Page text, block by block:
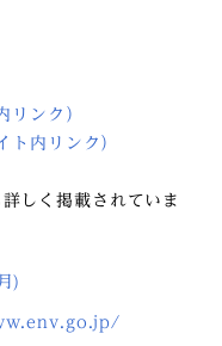
リンク）
ト内リンク）
しく掲載されていま
)